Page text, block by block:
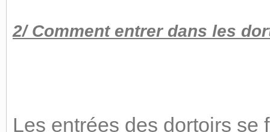
2/ Comment entrer dans les
Les entrées des dortoirs se